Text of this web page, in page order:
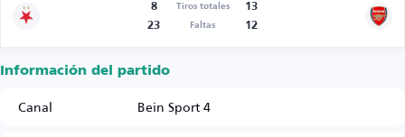
8 Tiros totales
13
23
Faltas 12
Información del partido
Canal
Bein Sport 4